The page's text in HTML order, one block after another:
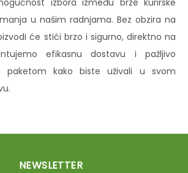
izbora između brze kurirske
u našim radnjama. Bez obzira na
će stići brzo i sigurno, direktno na
efikasnu dostavu i pažljivo
paketom kako biste uživali u svom
NEWSLETTER